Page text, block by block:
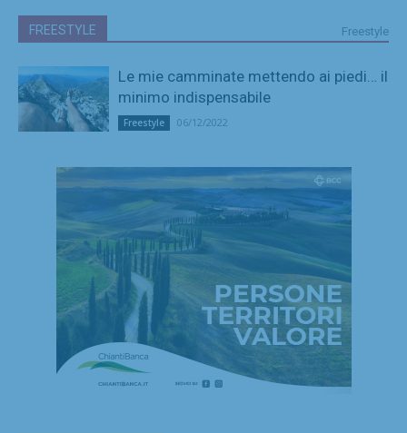
FREESTYLE Freestyle
Le mie camminate mettendo ai piedi… il
minimo indispensabile
Freestyle 06/12/2022